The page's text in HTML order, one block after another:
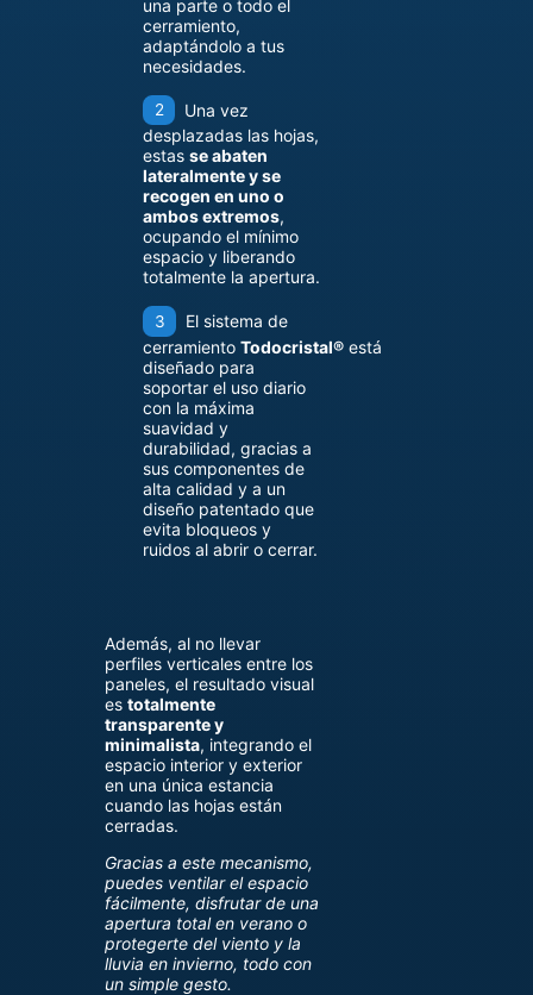
una parte o todo el
cerramiento,
adaptándolo a tus
necesidades.
Una vez
desplazadas las hojas,
estas se abaten
lateralmente y se
recogen en uno o
ambos extremos,
ocupando el mínimo
espacio y liberando
totalmente la apertura.
El sistema de
cerramiento Todocristal® está
diseñado para
soportar el uso diario
con la máxima
suavidad y
durabilidad, gracias a
sus componentes de
alta calidad y a un
diseño patentado que
evita bloqueos y
ruidos al abrir o cerrar.
Además, al no llevar
perfiles verticales entre los
paneles, el resultado visual
es totalmente
transparente y
minimalista, integrando el
espacio interior y exterior
en una única estancia
cuando las hojas están
cerradas.
Gracias a este mecanismo,
puedes ventilar el espacio
fácilmente, disfrutar de una
apertura total en verano o
protegerte del viento y la
lluvia en invierno, todo con
un simple gesto.